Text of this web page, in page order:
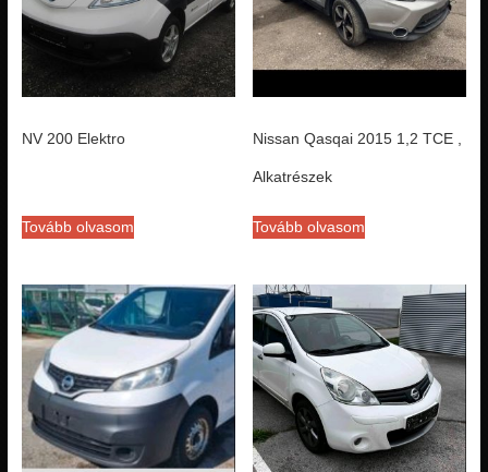
NV 200 Elektro
Tovább olvasom
Nissan Qasqai 2015 1,2 TCE ,
Alkatrészek
Tovább olvasom